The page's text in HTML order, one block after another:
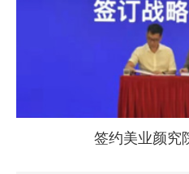
签约美业颜究